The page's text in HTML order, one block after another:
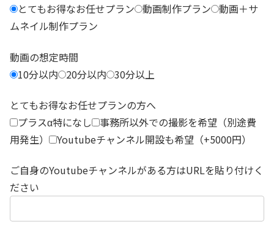
とてもお得なお任せプラン 動画制作プラン 動画＋サ
ムネイル制作プラン
動画の想定時間
10分以内
20分以内 30分以上
とてもお得なお任せプランの方へ
プラスα特になし
事務所以外での撮影を希望（別途費
用発生）
Youtubeチャンネル開設も希望（+5000円）
ご自身のYoutubeチャンネルがある方はURLを貼り付けく
ださい